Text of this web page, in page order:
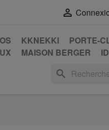

KKNEKKI
PORTE-
MAISON BERGER
search